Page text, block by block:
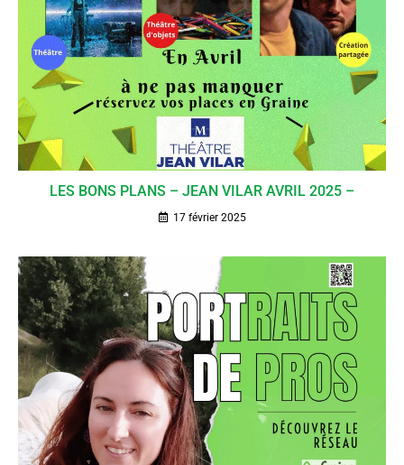
LES BONS PLANS – JEAN VILAR AVRIL 2025 –
17 février 2025